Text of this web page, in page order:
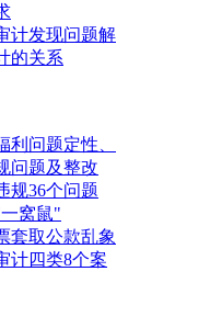
计发现问题解
的关系
利问题定性、
问题及整改
规36个问题
窝鼠"
套取公款乱象
计四类8个案